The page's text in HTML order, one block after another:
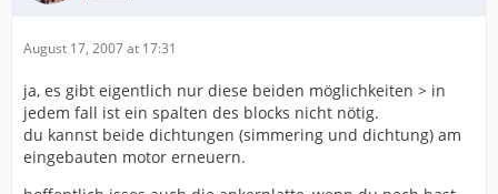
August 17, 2007 at 17:31
ja, es gibt eigentlich nur diese beiden möglichkeiten > in
jedem fall ist ein spalten des blocks nicht nötig.
du kannst beide dichtungen (simmering und dichtung) am
eingebauten motor erneuern.